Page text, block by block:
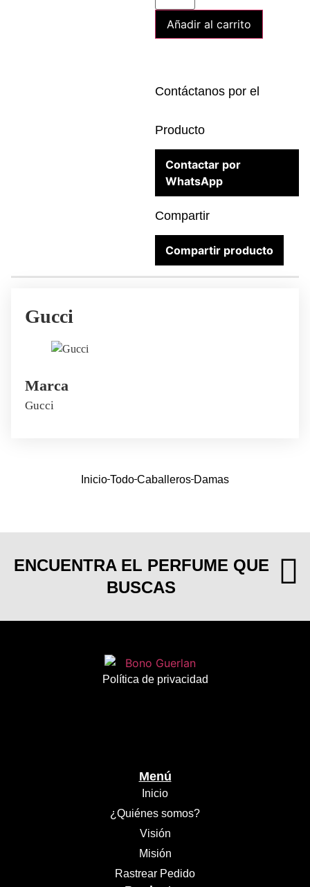
Añadir al carrito
Contáctanos por el
Producto
Contactar por
WhatsApp
Compartir
Compartir producto
Gucci
Marca
Gucci
Inicio Todo Caballeros Damas
ENCUENTRA EL PERFUME QUE
BUSCAS
Política de privacidad
Menú
Inicio
¿Quiénes somos?
Visión
Misión
Rastrear Pedido